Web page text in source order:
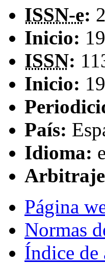
ISSN-e:
Inicio:
ISSN:
Inicio:
País:
Idioma:
Página
Normas
Índice de